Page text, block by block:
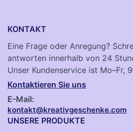
KONTAKT
Eine Frage oder Anregung?
antworten innerhalb von 24
Unser Kundenservice ist Mo–Fr,
Kontaktieren Sie uns
E-Mail:
kontakt@kreativgeschenke.com
UNSERE PRODUKTE